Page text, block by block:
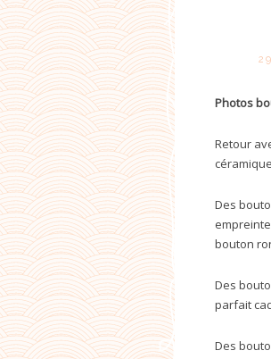
Photos
Retour
Des
bouton
Des
parfait
Des